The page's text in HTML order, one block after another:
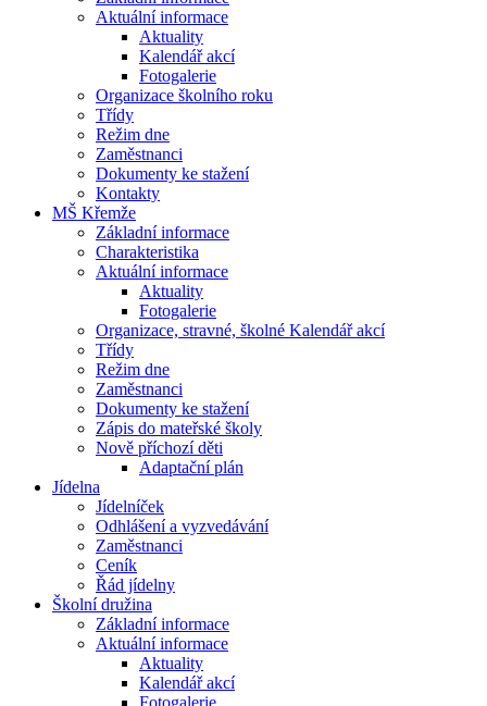
Aktuální informace
Aktuality
Kalendář akcí
Fotogalerie
Organizace školního roku
Třídy
Režim dne
Zaměstnanci
Dokumenty ke stažení
Kontakty
MŠ Křemže
Základní informace
Charakteristika
Aktuální informace
Aktuality
Fotogalerie
Organizace, stravné, školné Kalendář akcí
Třídy
Režim dne
Zaměstnanci
Dokumenty ke stažení
Zápis do mateřské školy
Nově příchozí děti
Adaptační plán
Jídelna
Jídelníček
Odhlášení a vyzvedávání
Zaměstnanci
Ceník
Řád jídelny
Školní družina
Základní informace
Aktuální informace
Aktuality
Kalendář akcí
Fotogalerie